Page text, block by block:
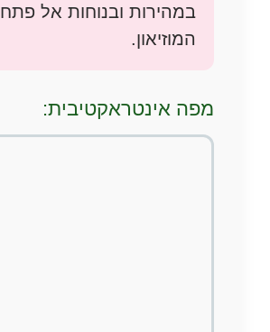
במהירות ובנוחות אל פתח
המוזיאון.
מפה אינטראקטיבית: